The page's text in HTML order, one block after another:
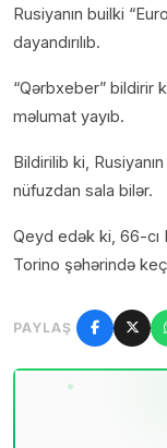
Rusiyanın builki
dayandırılıb.
“Qərbxeber” bildirir
məlumat yayıb.
Bildirilib ki,
nüfuzdan sala bilər.
Qeyd edək ki, 66-cı
Torino şəhərində
PAYLAŞ